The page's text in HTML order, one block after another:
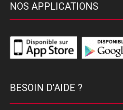
NOS APPLICATIONS
BESOIN D'AIDE ?